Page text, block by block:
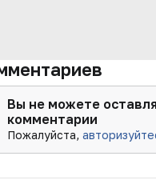
Вы не можете
комментарии
Пожалуйста,